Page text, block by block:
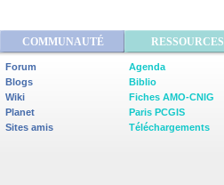
COMMUNAUTÉ RESSOURCES
Forum
Blogs
Wiki
Planet
Sites amis
Agenda
Biblio
Fiches AMO-CNIG
Paris PCGIS
Téléchargements